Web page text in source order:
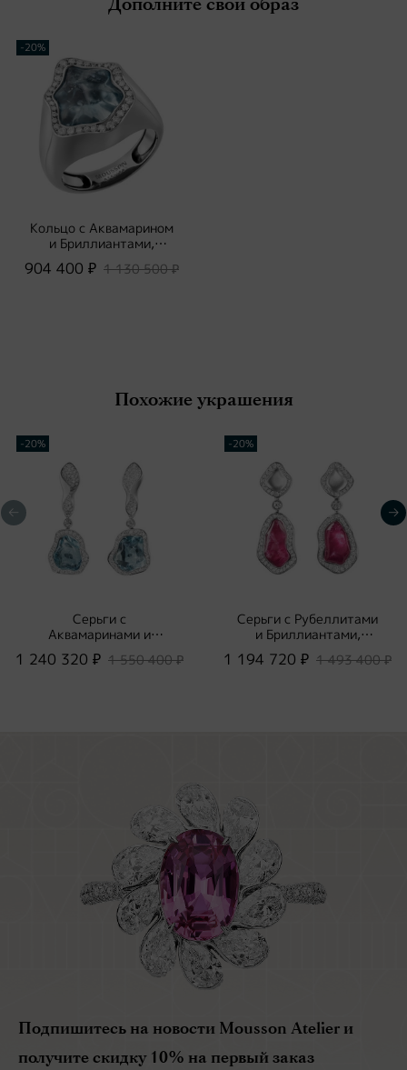
-20%
Кольцо с Аквамарином
и Бриллиантами,
R0030-66/1
904 400 ₽ 1 130 500 ₽
Похожие украшения
-20%
Серьги с
Аквамаринами и
Бриллиантами, E0030-
17/1
1 240 320 ₽ 1 550 400 ₽
-20%
Серьги с Рубеллитами
и Бриллиантами,
E0030-58/1
1 194 720 ₽ 1 493 400 ₽
Подпишитесь на новости Mousson Atelier и
получите скидку 10% на первый заказ